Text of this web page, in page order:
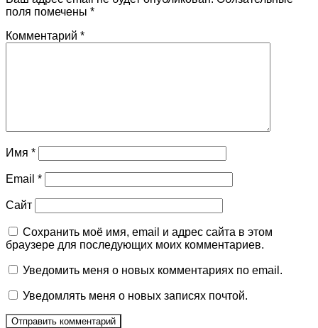
поля помечены *
Комментарий *
Имя *
Email *
Сайт
Сохранить моё имя, email и адрес сайта в этом
браузере для последующих моих комментариев.
Уведомить меня о новых комментариях по email.
Уведомлять меня о новых записях почтой.